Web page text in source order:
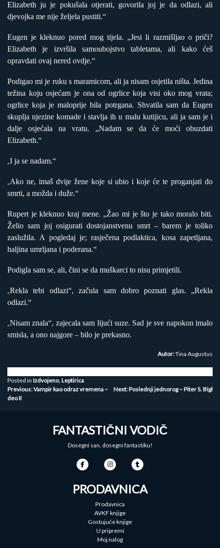
Elizabeth ju je pokušala otjerati, govorila joj je da odlazi, ali
djevojka me nije željela pustiti.“
Eugen je kleknuo pored mog tijela. „Jesi li razmišljao o priči?
Elizabeth je izvršila samoubojstvo tabletama, ali kako ćeš
opravdati ovaj nered ovdje.“
Podigao mi je ruku s maramicom, ali ja nisam osjetila ništa. Jedina
težina koju osjećam je ona od ogrlice koja visi oko mog vrata;
ogrlice koja je maloprije bila potrgana. Shvatila sam da Eugen
skuplja njezine komade i stavlja ih u malu kutijicu, ali ja sam je i
dalje osjećala na vratu. „Nadam se da će moći obuzdati
Elizabeth.“
„I ja se nadam.“
„Ako ne, imaš dvije žene koje si ubio i koje će te proganjati do
smrti, a možda i duže.“
Rupert je kleknuo kraj mene. „Žao mi je što je tako moralo biti.
Želio sam joj osigurati dostojanstvenu smrt – barem je toliko
zaslužila. A pogledaj je; rasječena podlaktica, kosa zapetljana,
haljina umrljana i poderana.“
Podigla sam se, ali, čini se da muškarci to nisu primjetili.
„Rekla tebi odlazi“, začula sam dobro poznati glas. „Rekla
odlazi.“
„Nisam znala“, zajecala sam lijući suze. Sad je sve napokon imalo
smisla, a ono najgore – bilo je prekasno.
Autor:Tina Augustus
Posted in Izdvojeno, Leptirica
Kretanje
članka
Previous:Vampir kao odraz vremena –
deo II
Next:Poslednji jednorog – Piter S. Bigl
FANTASTIČNI VODIČ
Dosegni san, dosegni fantastiku!
PRODAVNICA
Prodavnica
AVKF knjige
Gostujuće knjige
U pripremi
Moj nalog